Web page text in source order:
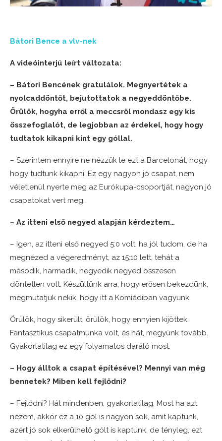
Bátori Bence a vlv-nek
A videóinterjú leírt változata:
– Bátori Bencének gratulálok. Megnyertétek a
nyolcaddöntőt, bejutottatok a negyeddöntőbe.
Örülök, hogyha erről a meccsről mondasz egy kis
összefoglalót, de legjobban az érdekel, hogy hogy
tudtatok kikapni kint egy góllal.
– Szerintem ennyire ne nézzük le ezt a Barcelonát, hogy
hogy tudtunk kikapni. Ez egy nagyon jó csapat, nem
véletlenül nyerte meg az Eurókupa-csoportját, nagyon jó
csapatokat vert meg.
– Az itteni első negyed alapján kérdeztem…
– Igen, az itteni első negyed 5:0 volt, ha jól tudom, de ha
megnézed a végeredményt, az 15:10 lett, tehát a
második, harmadik, negyedik negyed összesen
döntetlen volt. Készültünk arra, hogy erősen bekezdünk,
megmutatjuk nekik, hogy itt a Komiádiban vagyunk.
Örülök, hogy sikerült, örülök, hogy ennyien kijöttek.
Fantasztikus csapatmunka volt, és hát, megyünk tovább.
Gyakorlatilag ez egy folyamatos daráló most.
– Hogy álltok a csapat építésével? Mennyi van még
bennetek? Miben kell fejlődni?
– Fejlődni? Hát mindenben, gyakorlatilag. Most ha azt
nézem, akkor ez a 10 gól is nagyon sok, amit kaptunk,
azért jó sok elkerülhető gólt is kaptunk, de tényleg, ezt